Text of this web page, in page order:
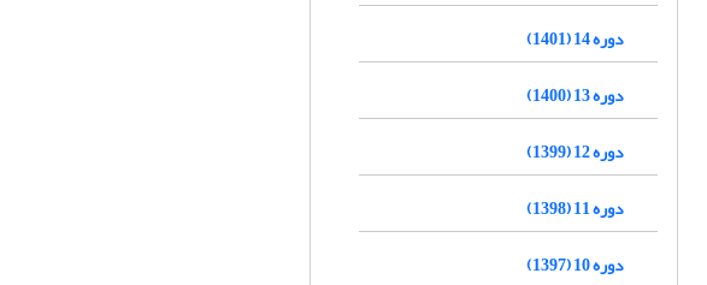
دوره 14 (1401)
دوره 13 (1400)
دوره 12 (1399)
دوره 11 (1398)
دوره 10 (1397)